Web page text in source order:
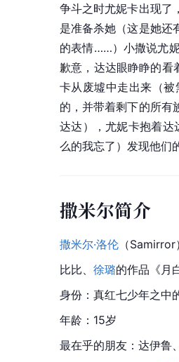
争斗之时尤妮卡出现了
是准备杀她（这是她还
的表情……）小撒说尤
歉意，达达眼睁睁的
卡从废墟中走出来（
的，并带着剩下的所有
达达），尤妮卡抱着
么的我忘了）发现他们
撒米尔简介
撒米尔·洛伦 （Samirror
比比、 徐璐的作品《月
身份：真红七少年之中
年龄：15岁
最在乎的朋友： 达伊鲁